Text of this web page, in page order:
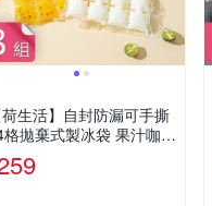
荷生活】自封防漏可手撕
格拋棄式製冰袋 果汁咖啡
形冰塊袋10入-8組